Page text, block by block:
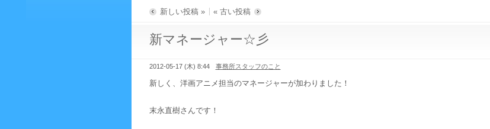
新しい投稿 » « 古い投稿
新マネージャー☆彡
2012-05-17 (木) 8:44 事務所スタッフのこと
新しく、洋画アニメ担当のマネージャーが加わりました！
末永直樹さんです！